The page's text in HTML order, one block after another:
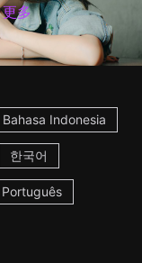
更多
Bahasa Indonesia
한국어
Português